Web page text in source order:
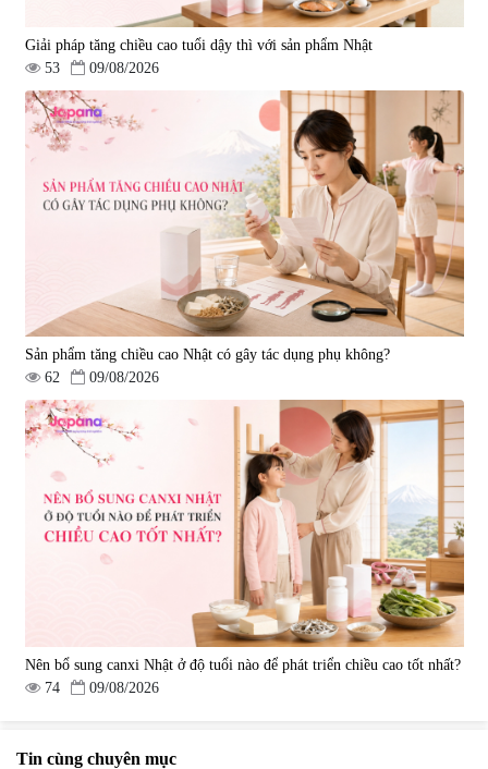
Giải pháp tăng chiều cao tuổi dậy thì với sản phẩm Nhật
53
09/08/2026
Sản phẩm tăng chiều cao Nhật có gây tác dụng phụ không?
62
09/08/2026
Nên bổ sung canxi Nhật ở độ tuổi nào để phát triển chiều cao tốt nhất?
74
09/08/2026
Tin cùng chuyên mục